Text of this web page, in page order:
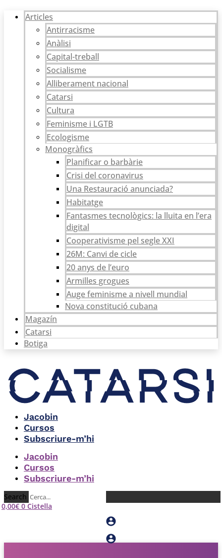
Articles
Antirracisme
Anàlisi
Capital-treball
Socialisme
Alliberament nacional
Catarsi
Cultura
Feminisme i LGTB
Ecologisme
Monogràfics
Planificar o barbàrie
Crisi del coronavirus
Una Restauració anunciada?
Habitatge
Fantasmes tecnològics: la lluita en l’era
digital
Cooperativisme pel segle XXI
26M: Canvi de cicle
20 anys de l’euro
Armilles grogues
Auge feminisme a nivell mundial
Nova constitució cubana
Magazín
Catarsi
Botiga
Jacobin
Cursos
Subscriure-m’hi
Jacobin
Cursos
Subscriure-m’hi
Search
0,00€ 0 Cistella